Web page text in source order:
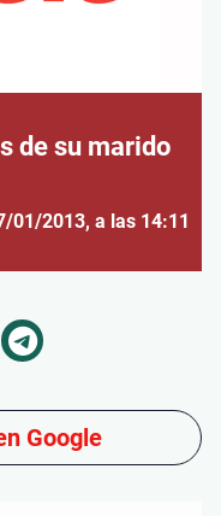
de su marido
01/2013, a las 14:11
Google